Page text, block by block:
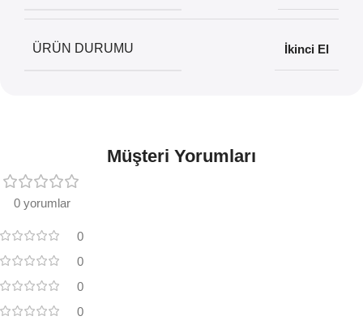
ÜRÜN DURUMU İkinci El
Müşteri Yorumları
0 yorumlar
0
0
0
0